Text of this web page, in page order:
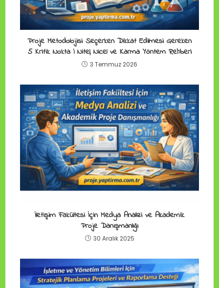
Proje Metodolojisi Seçerken Dikkat Edilmesi Gereken
5 Kritik Nokta | Nitel, Nicel ve Karma Yöntem Rehberi
3 Temmuz 2026
İletişim Fakültesi İçin Medya Analizi ve Akademik
Proje Danışmanlığı
30 Aralık 2025